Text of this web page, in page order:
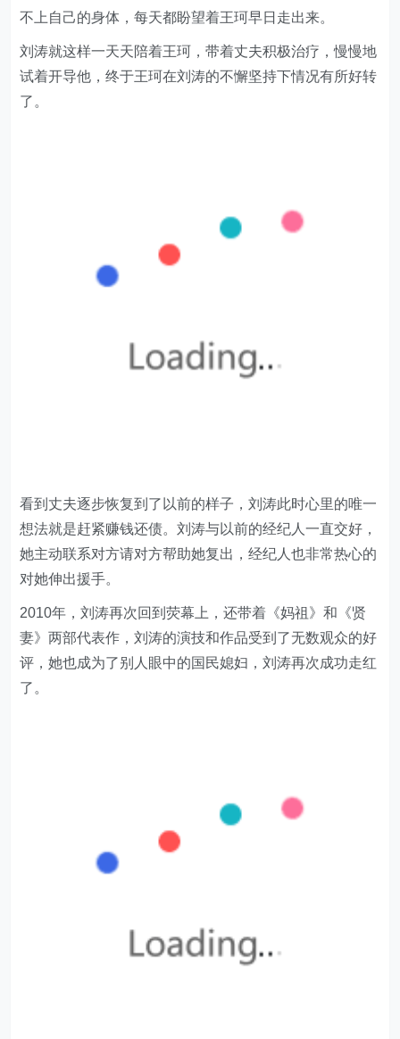
不上自己的身体，每天都盼望着王珂早日走出来。
刘涛就这样一天天陪着王珂，带着丈夫积极治疗，慢慢地
试着开导他，终于王珂在刘涛的不懈坚持下情况有所好转
了。
看到丈夫逐步恢复到了以前的样子，刘涛此时心里的唯一
想法就是赶紧赚钱还债。刘涛与以前的经纪人一直交好，
她主动联系对方请对方帮助她复出，经纪人也非常热心的
对她伸出援手。
2010年，刘涛再次回到荧幕上，还带着《妈祖》和《贤
妻》两部代表作，刘涛的演技和作品受到了无数观众的好
评，她也成为了别人眼中的国民媳妇，刘涛再次成功走红
了。